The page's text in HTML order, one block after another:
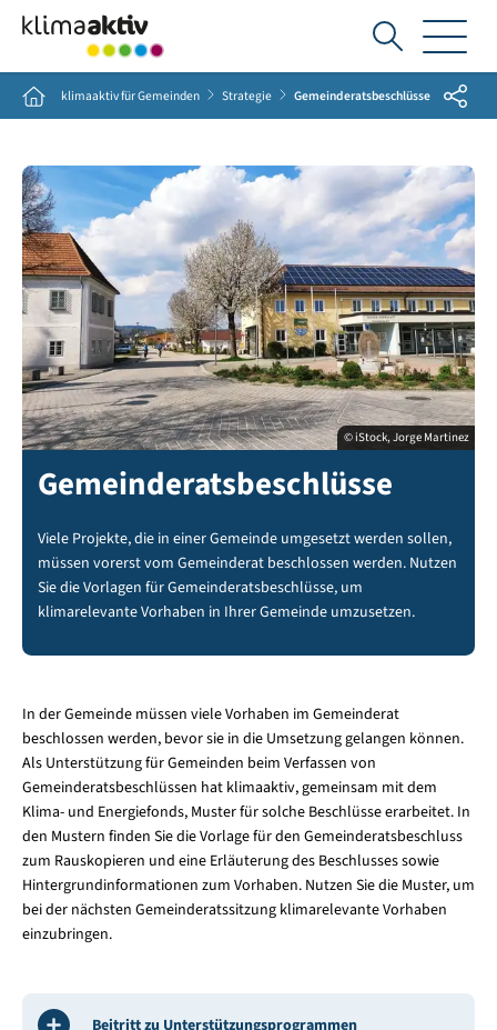
Ich
suche...
Home klimaaktiv für Gemeinden Strategie Gemeinderatsbeschlüsse Share
© iStock, Jorge Martinez
Gemeinderatsbeschlüsse
Viele Projekte, die in einer Gemeinde umgesetzt werden sollen,
müssen vorerst vom Gemeinderat beschlossen werden. Nutzen
Sie die Vorlagen für Gemeinderatsbeschlüsse, um
klimarelevante Vorhaben in Ihrer Gemeinde umzusetzen.
In der Gemeinde müssen viele Vorhaben im Gemeinderat
beschlossen werden, bevor sie in die Umsetzung gelangen können.
Als Unterstützung für Gemeinden beim Verfassen von
Gemeinderatsbeschlüssen hat klimaaktiv, gemeinsam mit dem
Klima- und Energiefonds, Muster für solche Beschlüsse erarbeitet. In
den Mustern finden Sie die Vorlage für den Gemeinderatsbeschluss
zum Rauskopieren und eine Erläuterung des Beschlusses sowie
Hintergrundinformationen zum Vorhaben. Nutzen Sie die Muster, um
bei der nächsten Gemeinderatssitzung klimarelevante Vorhaben
einzubringen.
Beitritt zu Unterstützungsprogrammen